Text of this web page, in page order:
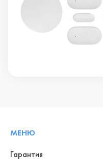
МЕНЮ
Гарантия